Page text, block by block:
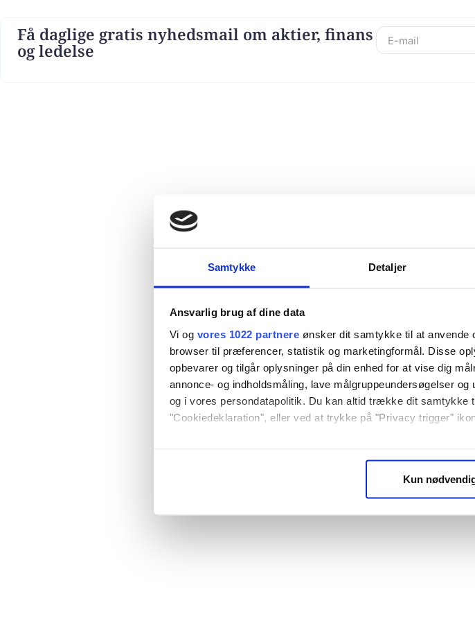
Samtykke Detaljer
Ansvarlig brug af dine data
Vi og vores 1022 partnere ønsker dit samtykke til at anvende
browser til præferencer, statistik og marketingformål. Disse
opbevarer og tilgår oplysninger på din enhed for at vise dig
annonce- og indholdsmåling, lave målgruppeundersøgelser
og i vores persondatapolitik. Du kan altid trække dit samtykke
"Cookiedeklaration", eller ved at trykke på "Privacy trigger"
Identificere din enhed baseret på en scanning af dens
Kun
Få daglige gratis nyhedsmail om aktier, finans
og ledelse